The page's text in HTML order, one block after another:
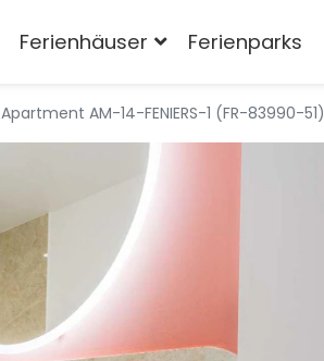
Ferienhäuser Ferienparks
Apartment AM-14-FENIERS-1 (FR-83990-51)